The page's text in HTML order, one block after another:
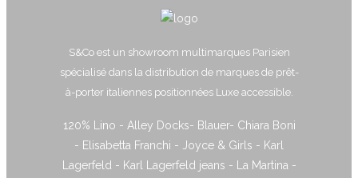
S&Co est un showroom multimarques Parisien
spécialisé dans la distribution de marques de prêt-
à-porter italiennes positionnées Luxe accessible.
120% Lino - Alley Docks- Blauer- Chiara Boni
- Elisabetta Franchi - Joyce & Girls - Karl
Lagerfeld - Karl Lagerfeld jeans - La Martina -